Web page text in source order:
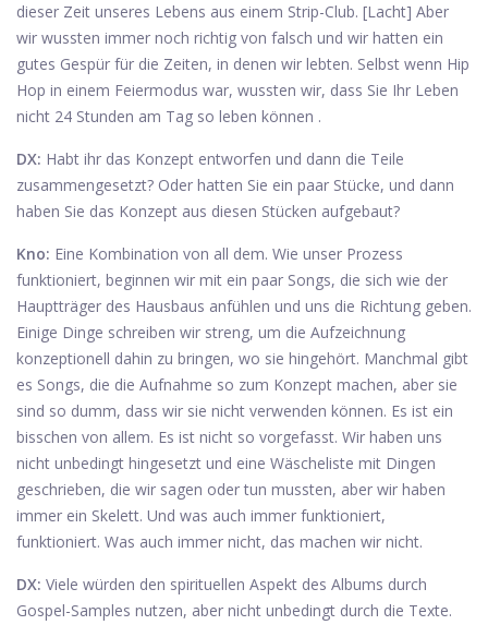
dieser Zeit unseres Lebens aus einem Strip-Club. [Lacht] Aber
wir wussten immer noch richtig von falsch und wir hatten ein
gutes Gespür für die Zeiten, in denen wir lebten. Selbst wenn Hip
Hop in einem Feiermodus war, wussten wir, dass Sie Ihr Leben
nicht 24 Stunden am Tag so leben können .
DX: Habt ihr das Konzept entworfen und dann die Teile
zusammengesetzt? Oder hatten Sie ein paar Stücke, und dann
haben Sie das Konzept aus diesen Stücken aufgebaut?
Kno: Eine Kombination von all dem. Wie unser Prozess
funktioniert, beginnen wir mit ein paar Songs, die sich wie der
Hauptträger des Hausbaus anfühlen und uns die Richtung geben.
Einige Dinge schreiben wir streng, um die Aufzeichnung
konzeptionell dahin zu bringen, wo sie hingehört. Manchmal gibt
es Songs, die die Aufnahme so zum Konzept machen, aber sie
sind so dumm, dass wir sie nicht verwenden können. Es ist ein
bisschen von allem. Es ist nicht so vorgefasst. Wir haben uns
nicht unbedingt hingesetzt und eine Wäscheliste mit Dingen
geschrieben, die wir sagen oder tun mussten, aber wir haben
immer ein Skelett. Und was auch immer funktioniert,
funktioniert. Was auch immer nicht, das machen wir nicht.
DX: Viele würden den spirituellen Aspekt des Albums durch
Gospel-Samples nutzen, aber nicht unbedingt durch die Texte.